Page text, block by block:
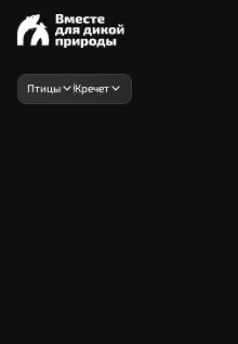
Птицы Кречет